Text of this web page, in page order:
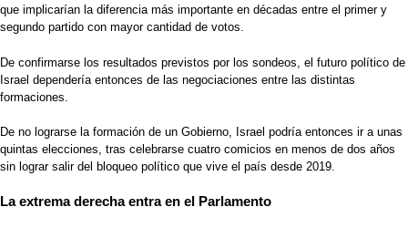
que implicarían la diferencia más importante en décadas entre el primer y
segundo partido con mayor cantidad de votos.
De confirmarse los resultados previstos por los sondeos, el futuro político de
Israel dependería entonces de las negociaciones entre las distintas
formaciones.
De no lograrse la formación de un Gobierno, Israel podría entonces ir a unas
quintas elecciones, tras celebrarse cuatro comicios en menos de dos años
sin lograr salir del bloqueo político que vive el país desde 2019.
La extrema derecha entra en el Parlamento